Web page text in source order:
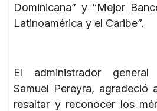
Dominicana” y “Mejor
Latinoamérica y el Caribe”.
El administrador general
Samuel Pereyra, agradeció
resaltar y reconocer los